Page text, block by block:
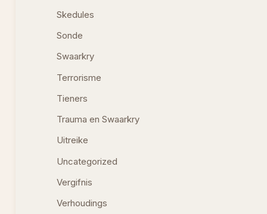
Skedules
Sonde
Swaarkry
Terrorisme
Tieners
Trauma en Swaarkry
Uitreike
Uncategorized
Vergifnis
Verhoudings